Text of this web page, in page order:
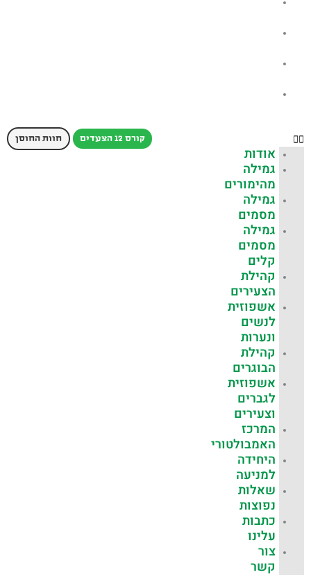
שאלות
כתבות
צור
אודות
גמילה
מהימורים
גמילה
מסמים
גמילה
מסמים
קלים
קהילת
הצעירים
אשפוזית
לנשים
ונערות
קהילת
הבוגרים
אשפוזית
לגברים
וצעירים
המרכז
האמבולטורי
היחידה
למניעה
שאלות
נפוצות
כתבות
עלינו
צור
קשר
קורס 12 הצעדים חוות החוסן